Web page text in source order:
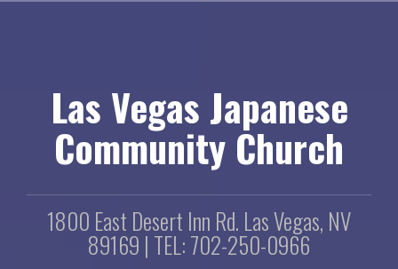
Las Vegas Japanese
Community Church
1800 East Desert Inn Rd. Las Vegas, NV
89169 | TEL: 702-250-0966